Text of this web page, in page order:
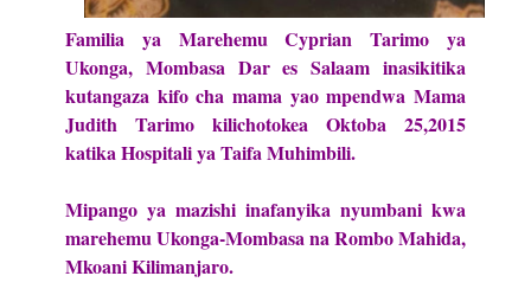
Familia ya Marehemu Cyprian Tarimo ya
Ukonga, Mombasa Dar es Salaam inasikitika
kutangaza kifo cha mama yao mpendwa Mama
Judith Tarimo kilichotokea Oktoba 25,2015
katika Hospitali ya Taifa Muhimbili.
Mipango ya mazishi inafanyika nyumbani kwa
marehemu Ukonga-Mombasa na Rombo Mahida,
Mkoani Kilimanjaro.